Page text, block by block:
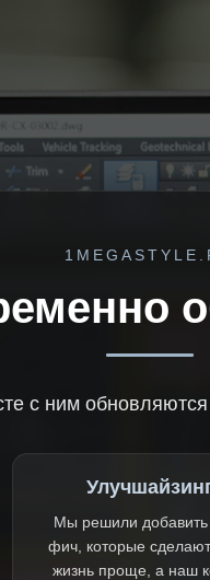
с ним
Мы решили добавить
фич, которые
жизнь проще, а наш